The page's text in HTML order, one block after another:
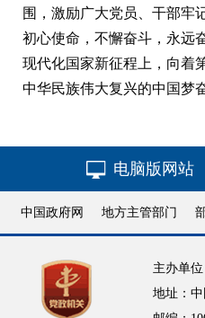
围，激励广大党员、干部牢
初心使命，不懈奋斗，永远
现代化国家新征程上，向着
中华民族伟大复兴的中国梦
电脑版网站
中国政府网 地方主管部门
主办单
地址：